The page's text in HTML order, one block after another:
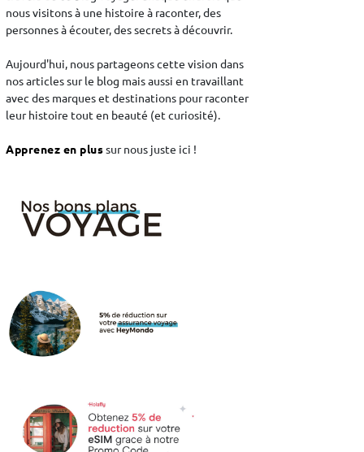
nous visitons à une histoire à raconter, des
personnes à écouter, des secrets à découvrir.
Aujourd'hui, nous partageons cette vision dans
nos articles sur le blog mais aussi en travaillant
avec des marques et destinations pour raconter
leur histoire tout en beauté (et curiosité).
Apprenez en plussur nous juste ici !